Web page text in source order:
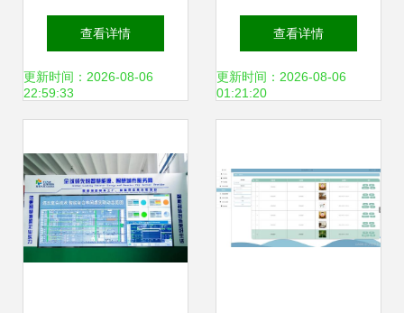
你深入微信小程序
网站的开发与维护
查看详情
更新时间：2026-08-06
22:59:33
发 保障企业数字资
产的高效运营
查看详情
更新时间：2026-08-06
01:21:20